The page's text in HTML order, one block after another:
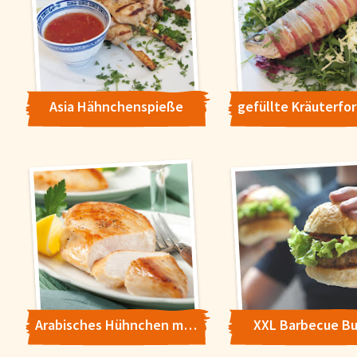
Asia Hähnchenspieße
Arabisches Hühnchen mit Dipp Sultans Traum XXL Barbecue
Cookie-Hinweis
Um unsere Webseiten für Sie optimal zu gestalten und
verbessern, sowie zur Geschwindigkeitsoptimierung und für